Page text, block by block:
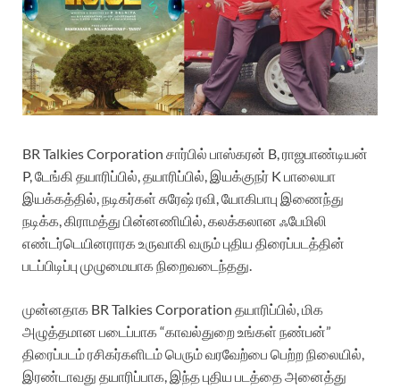
BR Talkies Corporation சார்பில் பாஸ்கரன் B, ராஜபாண்டியன்
P, டேங்கி தயாரிப்பில், தயாரிப்பில், இயக்குநர் K பாலையா
இயக்கத்தில், நடிகர்கள் சுரேஷ் ரவி, யோகிபாபு இணைந்து
நடிக்க, கிராமத்து பின்னணியில், கலக்கலான ஃபேமிலி
எண்டர்டெயினராரக உருவாகி வரும் புதிய திரைப்படத்தின்
படப்பிடிப்பு முழுமையாக நிறைவடைந்தது.
முன்னதாக BR Talkies Corporation தயாரிப்பில், மிக
அழுத்தமான படைப்பாக “காவல்துறை உங்கள் நண்பன்”
திரைப்படம் ரசிகர்களிடம் பெரும் வரவேற்பை பெற்ற நிலையில்,
இரண்டாவது தயாரிப்பாக, இந்த புதிய படத்தை அனைத்து